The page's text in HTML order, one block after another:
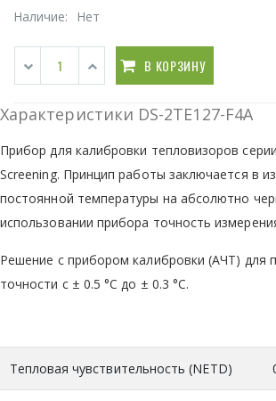
Наличие: Нет
В КОРЗИНУ
Характеристики DS-2TE127-F4A
Прибор для калибровки тепловизоров
Screening. Принцип работы заключается в
постоянной температуры на абсолютно
использовании прибора точность
Решение с прибором калибровки (АЧТ) для
точности с ± 0.5 °C до ± 0.3 °C.
Тепловая чувствительность (NETD)